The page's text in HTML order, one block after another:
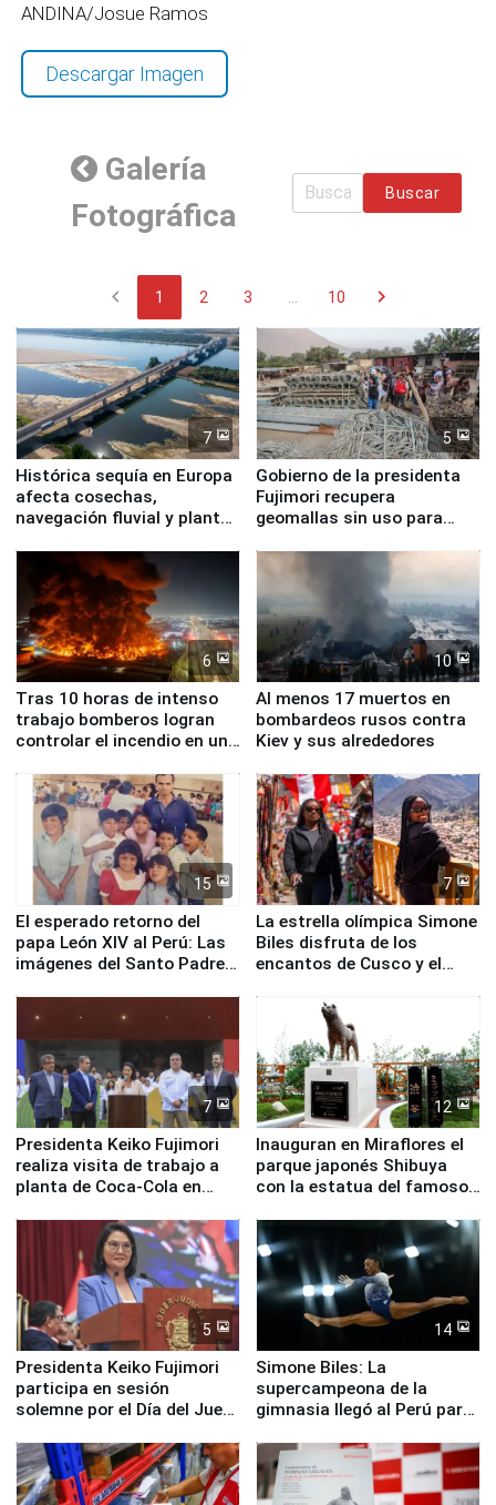
ANDINA/Josue Ramos
Descargar Imagen
Galería
Fotográfica
Buscar
chevron_left 1 2 3 10 chevron_right
7
Histórica sequía en Europa
afecta cosechas,
navegación fluvial y plantas
5
Gobierno de la presidenta
Fujimori recupera
geomallas sin uso para
Fenómeno El Niño
6
Tras 10 horas de intenso
trabajo bomberos logran
controlar el incendio en una
de Chile
10
Al menos 17 muertos en
bombardeos rusos contra
Kiev y sus alrededores
15
El esperado retorno del
papa León XIV al Perú: Las
imágenes del Santo Padre
7
La estrella olímpica Simone
Biles disfruta de los
encantos de Cusco y el
7
Presidenta Keiko Fujimori
realiza visita de trabajo a
planta de Coca-Cola en
12
Inauguran en Miraflores el
parque japonés Shibuya
con la estatua del famoso
5
Presidenta Keiko Fujimori
participa en sesión
solemne por el Día del Juez
14
Simone Biles: La
supercampeona de la
gimnasia llegó al Perú para
Panamericanos Lima 2027